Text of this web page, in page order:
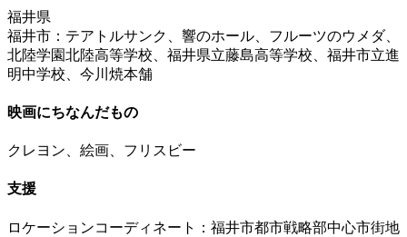
福井県
福井市：テアトルサンク、響のホール、フルーツのウメダ、
北陸学園北陸高等学校、福井県立藤島高等学校、福井市立進
明中学校、今川焼本舗
映画にちなんだもの
クレヨン、絵画、フリスビー
支援
ロケーションコーディネート：福井市都市戦略部中心市街地